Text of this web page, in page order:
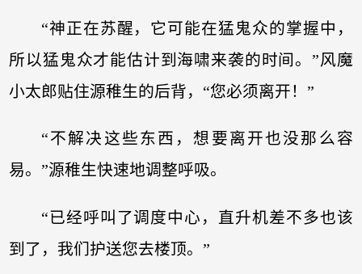
“神正在苏醒，它可能在猛鬼众的掌握中，
所以猛鬼众才能估计到海啸来袭的时间。”风魔
小太郎贴住源稚生的后背，“您必须离开！”
“不解决这些东西，想要离开也没那么容
易。”源稚生快速地调整呼吸。
“已经呼叫了调度中心，直升机差不多也该
到了，我们护送您去楼顶。”